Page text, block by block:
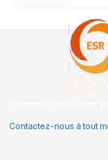
Contactez-nous à tout